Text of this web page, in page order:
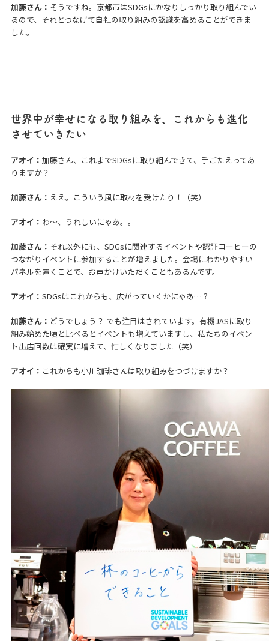
加藤さん： そうですね。京都市はSDGsにかなりしっかり取り組んでい
るので、それとつなげて自社の取り組みの認識を高めることができま
した。
世界中が幸せになる取り組みを、これからも進化
させていきたい
アオイ： 加藤さん、これまでSDGsに取り組んできて、手ごたえってあ
りますか？
加藤さん： ええ。こういう風に取材を受けたり！（笑）
アオイ： わ～、うれしいにゃあ。。
加藤さん： それ以外にも、SDGsに関連するイベントや認証コーヒーの
つながりイベントに参加することが増えました。会場にわかりやすい
パネルを置くことで、お声かけいただくこともあるんです。
アオイ： SDGsはこれからも、広がっていくかにゃあ…？
加藤さん： どうでしょう？ でも注目はされています。有機JASに取り
組み始めた頃と比べるとイベントも増えていますし、私たちのイベン
ト出店回数は確実に増えて、忙しくなりました（笑）
アオイ： これからも小川珈琲さんは取り組みをつづけますか？